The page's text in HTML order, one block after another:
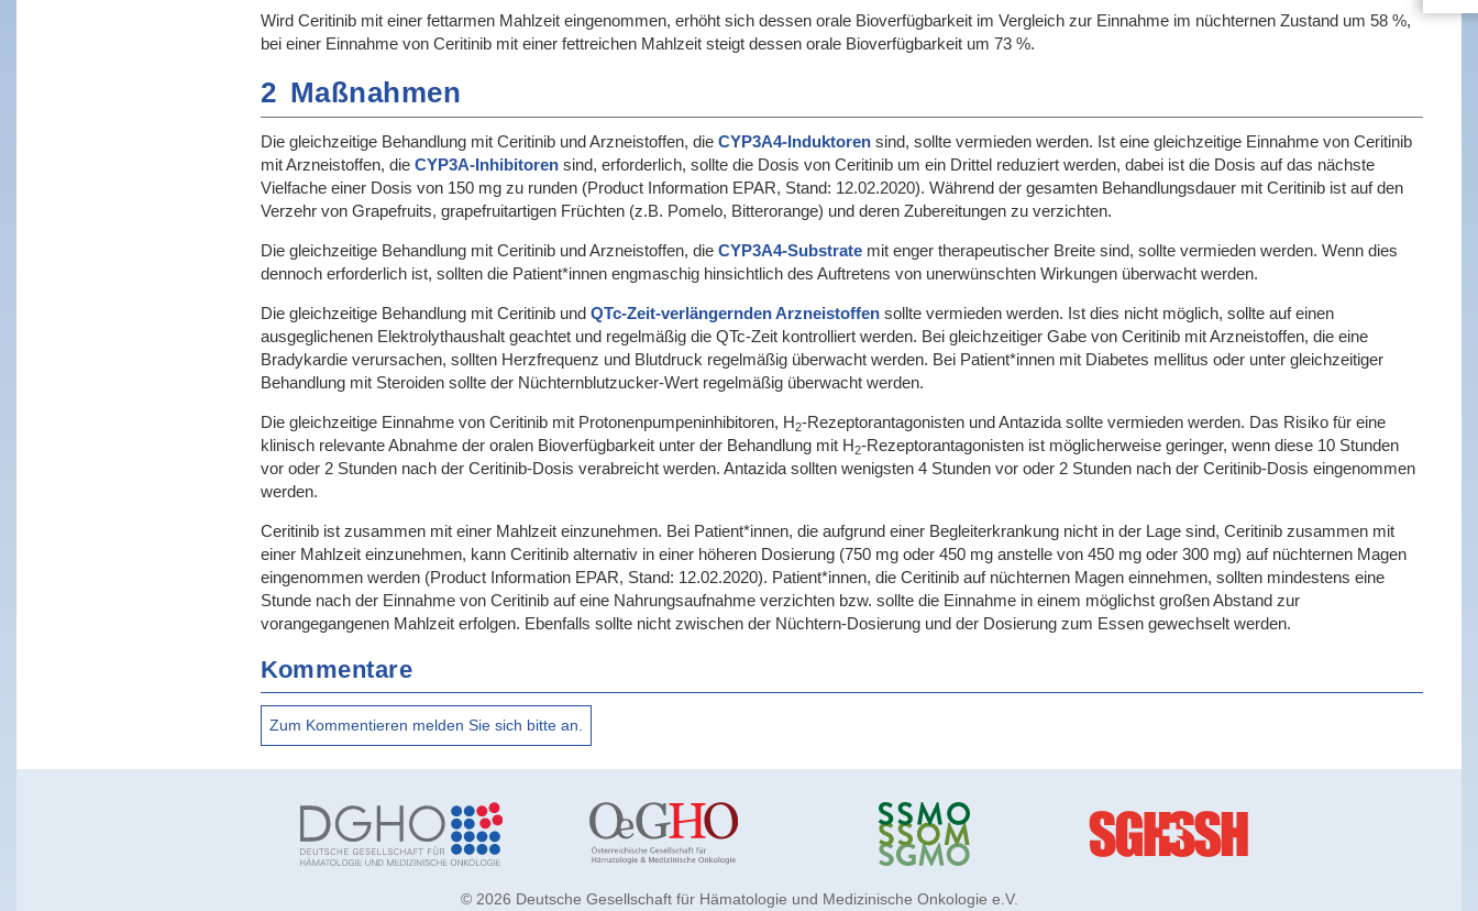
Wird Ceritinib mit einer fettarmen Mahlzeit eingenommen, erhöht sich dessen orale Bioverfügbarkeit im Vergleich zur Einnahme im nüchternen Zustand um 58 %,
bei einer Einnahme von Ceritinib mit einer fettreichen Mahlzeit steigt dessen orale Bioverfügbarkeit um 73 %.
2 Maßnahmen
Die gleichzeitige Behandlung mit Ceritinib und Arzneistoffen, die CYP3A4-Induktorensind, sollte vermieden werden. Ist eine gleichzeitige Einnahme von Ceritinib
mit Arzneistoffen, die CYP3A-Inhibitorensind, erforderlich, sollte die Dosis von Ceritinib um ein Drittel reduziert werden, dabei ist die Dosis auf das nächste
Vielfache einer Dosis von 150 mg zu runden (Product Information EPAR, Stand: 12.02.2020). Während der gesamten Behandlungsdauer mit Ceritinib ist auf den
Verzehr von Grapefruits, grapefruitartigen Früchten (z.B. Pomelo, Bitterorange) und deren Zubereitungen zu verzichten.
Die gleichzeitige Behandlung mit Ceritinib und Arzneistoffen, die CYP3A4-Substrate mit enger therapeutischer Breite sind, sollte vermieden werden. Wenn dies
dennoch erforderlich ist, sollten die Patient*innen engmaschig hinsichtlich des Auftretens von unerwünschten Wirkungen überwacht werden.
Die gleichzeitige Behandlung mit Ceritinib und QTc-Zeit-verlängernden Arzneistoffensollte vermieden werden. Ist dies nicht möglich, sollte auf einen
ausgeglichenen Elektrolythaushalt geachtet und regelmäßig die QTc-Zeit kontrolliert werden. Bei gleichzeitiger Gabe von Ceritinib mit Arzneistoffen, die eine
Bradykardie verursachen, sollten Herzfrequenz und Blutdruck regelmäßig überwacht werden. Bei Patient*innen mit Diabetes mellitus oder unter gleichzeitiger
Behandlung mit Steroiden sollte der Nüchternblutzucker-Wert regelmäßig überwacht werden.
Die gleichzeitige Einnahme von Ceritinib mit Protonenpumpeninhibitoren, H2-Rezeptorantagonisten und Antazida sollte vermieden werden. Das Risiko für eine
klinisch relevante Abnahme der oralen Bioverfügbarkeit unter der Behandlung mit H2-Rezeptorantagonisten ist möglicherweise geringer, wenn diese 10 Stunden
vor oder 2 Stunden nach der Ceritinib-Dosis verabreicht werden. Antazida sollten wenigsten 4 Stunden vor oder 2 Stunden nach der Ceritinib-Dosis eingenommen
werden.
Ceritinib ist zusammen mit einer Mahlzeit einzunehmen. Bei Patient*innen, die aufgrund einer Begleiterkrankung nicht in der Lage sind, Ceritinib zusammen mit
einer Mahlzeit einzunehmen, kann Ceritinib alternativ in einer höheren Dosierung (750 mg oder 450 mg anstelle von 450 mg oder 300 mg) auf nüchternen Magen
eingenommen werden (Product Information EPAR, Stand: 12.02.2020). Patient*innen, die Ceritinib auf nüchternen Magen einnehmen, sollten mindestens eine
Stunde nach der Einnahme von Ceritinib auf eine Nahrungsaufnahme verzichten bzw. sollte die Einnahme in einem möglichst großen Abstand zur
vorangegangenen Mahlzeit erfolgen. Ebenfalls sollte nicht zwischen der Nüchtern-Dosierung und der Dosierung zum Essen gewechselt werden.
Kommentare
© 2026 Deutsche Gesellschaft für Hämatologie und Medizinische Onkologie e.V.